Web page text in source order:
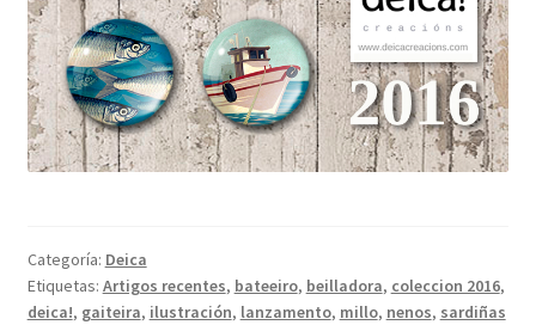
Categoría: Deica
Etiquetas: Artigos recentes, bateeiro, beilladora, coleccion 2016,
deica!, gaiteira, ilustración, lanzamento, millo, nenos, sardiñas